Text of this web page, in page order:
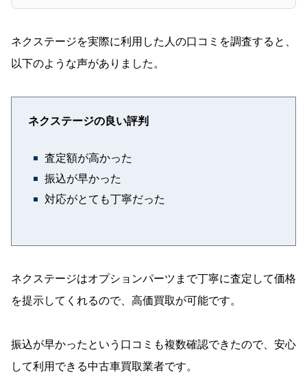
ネクステージを実際に利用した人の口コミを調査すると、
以下のような声がありました。
ネクステージの良い評判
査定額が高かった
振込が早かった
対応がとても丁寧だった
ネクステージはオプションパーツまで丁寧に査定して価格
を提示してくれるので、高価買取が可能です。
振込が早かったという口コミも複数確認できたので、安心
して利用できる中古車買取業者です。